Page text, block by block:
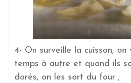
4- On surveille la cuisson,
temps à autre et quand ils
dorés, on les sort du four ;